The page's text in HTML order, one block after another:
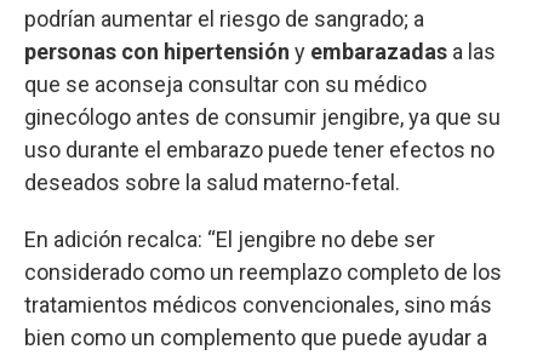
podrían aumentar el riesgo de sangrado; a
personas con hipertensión y embarazadas a las
que se aconseja consultar con su médico
ginecólogo antes de consumir jengibre, ya que su
uso durante el embarazo puede tener efectos no
deseados sobre la salud materno-fetal.
En adición recalca: “El jengibre no debe ser
considerado como un reemplazo completo de los
tratamientos médicos convencionales, sino más
bien como un complemento que puede ayudar a